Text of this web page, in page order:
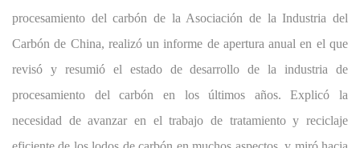
procesamiento del carbón de la Asociación de la Industria del
Carbón de China, realizó un informe de apertura anual en el que
revisó y resumió el estado de desarrollo de la industria de
procesamiento del carbón en los últimos años. Explicó la
necesidad de avanzar en el trabajo de tratamiento y reciclaje